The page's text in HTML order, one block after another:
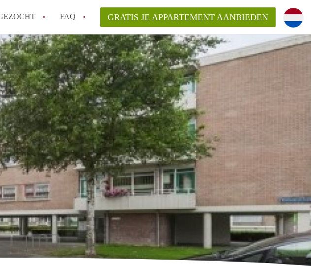
FAQ
AppartementRotterdam!
het om te reageren op een Appartement in Rotterdam?
van AppartementenRotterdam?
bemiddelingsvergoeding?
vragen
GRATIS JE APPARTEMENT AANBIEDEN